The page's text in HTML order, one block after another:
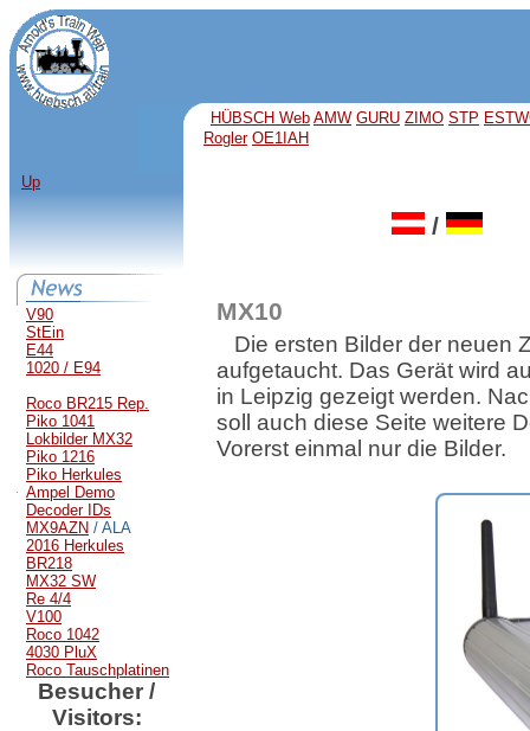
HÜBSCH Web AMW GURU ZIMO STP
Rogler OE1IAH
Up
V90
StEin
E44
1020 / E94
Roco BR215 Rep.
Piko 1041
Lokbilder MX32
Piko 1216
Piko Herkules
Ampel Demo
Decoder IDs
MX9AZN / ALA
2016 Herkules
BR218
MX32 SW
Re 4/4
V100
Roco 1042
4030 PluX
Roco Tauschplatinen
Besucher /
Visitors:
/
MX10
Die ersten Bilder der neuen
aufgetaucht. Das Gerät wird
in Leipzig gezeigt werden.
soll auch diese Seite weitere
Vorerst einmal nur die Bilder.